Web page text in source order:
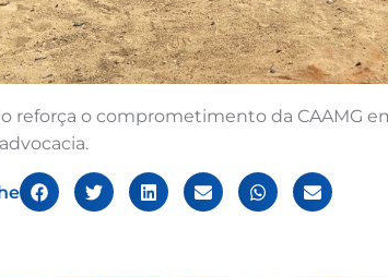
reforça o comprometimento da CAAMG